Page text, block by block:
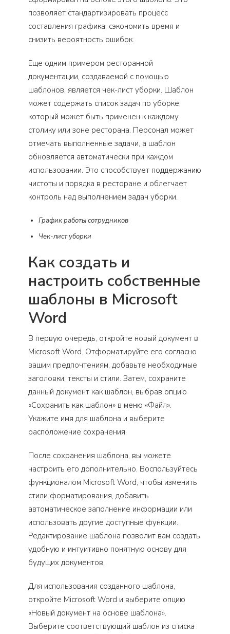
позволяет стандартизировать процесс
составления графика, сэкономить время и
снизить вероятность ошибок.
Еще одним примером ресторанной
документации, создаваемой с помощью
шаблонов, является чек-лист уборки. Шаблон
может содержать список задач по уборке,
который может быть применен к каждому
столику или зоне ресторана. Персонал может
отмечать выполненные задачи, а шаблон
обновляется автоматически при каждом
использовании. Это способствует поддержанию
чистоты и порядка в ресторане и облегчает
контроль над выполнением задач уборки.
График работы сотрудников
Чек-лист уборки
Как создать и
настроить собственные
шаблоны в Microsoft
Word
В первую очередь, откройте новый документ в
Microsoft Word. Отформатируйте его согласно
вашим предпочтениям, добавьте необходимые
заголовки, тексты и стили. Затем, сохраните
данный документ как шаблон, выбрав опцию
«Сохранить как шаблон» в меню «Файл».
Укажите имя для шаблона и выберите
расположение сохранения.
После сохранения шаблона, вы можете
настроить его дополнительно. Воспользуйтесь
функционалом Microsoft Word, чтобы изменить
стили форматирования, добавить
автоматическое заполнение информации или
использовать другие доступные функции.
Редактирование шаблона позволит вам создать
удобную и интуитивно понятную основу для
будущих документов.
Для использования созданного шаблона,
откройте Microsoft Word и выберите опцию
«Новый документ на основе шаблона».
Выберите соответствующий шаблон из списка